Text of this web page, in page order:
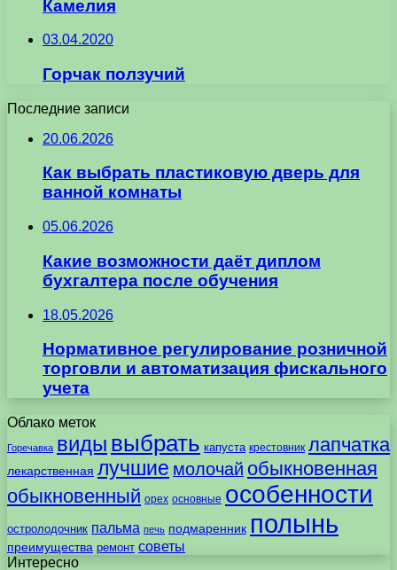
Камелия
03.04.2020
Горчак ползучий
Последние записи
20.06.2026
Как выбрать пластиковую дверь для
ванной комнаты
05.06.2026
Какие возможности даёт диплом
бухгалтера после обучения
18.05.2026
Нормативное регулирование розничной
торговли и автоматизация фискального
учета
Облако меток
Горечавка виды выбрать капуста крестовник лапчатка
лекарственная лучшие молочай обыкновенная
обыкновенный орех основные особенности
остролодочник пальма печь подмаренник полынь
преимущества ремонт советы
Интересно